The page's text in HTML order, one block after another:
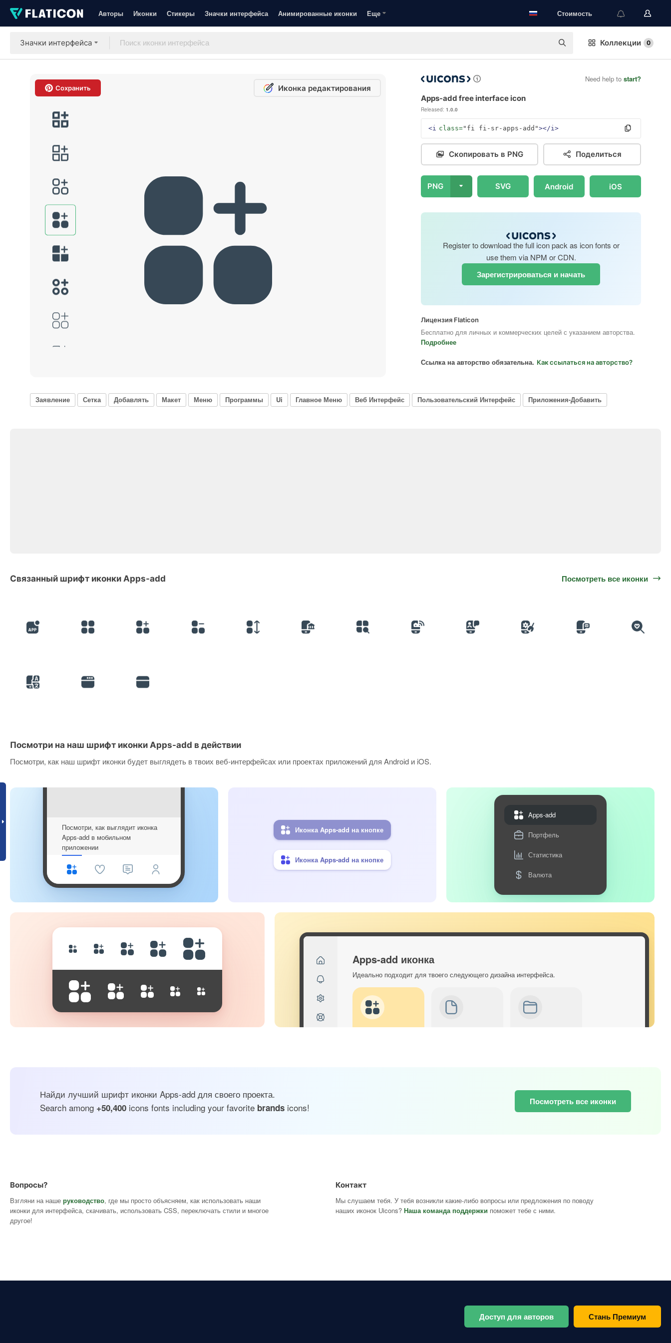
Авторы Иконки Стикеры Значки интерфейса Анимированные иконки Еще Стоимость
Значки интерфейса Коллекции 0
Сохранить Иконка редактирования
Need help to start?
Apps-add free interface icon
Released: 1.0.0
<i class="fi fi-sr-apps-add"></i>
Скопировать в PNG Поделиться
PNG SVG Android iOS
Register to download the full icon pack as icon fonts or
use them via NPM or CDN.
Зарегистрироваться и начать
Лицензия Flaticon
Бесплатно для личных и коммерческих целей с указанием авторства.
Подробнее
Ссылка на авторство обязательна. Как ссылаться на авторство?
Заявление Сетка Добавлять Макет Меню Программы Ui Главное Меню Веб Интерфейс Пользовательский Интерфейс Приложения-Добавить
Связанный шрифт иконки Apps-add Посмотреть все иконки
Посмотри на наш шрифт иконки Apps-add в действии
Посмотри, как наш шрифт иконки будет выглядеть в твоих веб-интерфейсах или проектах приложений для Android и iOS.
Посмотри, как выглядит иконка
Apps-add в мобильном
приложении
Иконка Apps-add на кнопке
Иконка Apps-add на кнопке
Apps-add
Портфель
Статистика
Валюта
Apps-add иконка
Идеально подходит для твоего следующего дизайна интерфейса.
Найди лучший шрифт иконки Apps-add для своего проекта.
Search among +50,400 icons fonts including your favorite brands icons!
Посмотреть все иконки
Вопросы?
Взгляни на наше руководство, где мы просто объясняем, как использовать наши
иконки для интерфейса, скачивать, использовать CSS, переключать стили и многое
другое!
Контакт
Мы слушаем тебя. У тебя возникли какие-либо вопросы или предложения по поводу
наших иконок Uicons? Наша команда поддержки поможет тебе с ними.
Доступ для авторов Стань Премиум